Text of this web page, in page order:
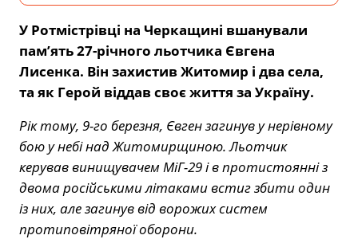
У Ротмістрівці на Черкащині вшанували
пам’ять 27-річного льотчика Євгена
Лисенка. Він захистив Житомир і два села,
та як Герой віддав своє життя за Україну.
Рік тому, 9-го березня, Євген загинув у нерівному
бою у небі над Житомирщиною. Льотчик
керував винищувачем МіГ-29 і в протистоянні з
двома російськими літаками встиг збити один
із них, але загинув від ворожих систем
протиповітряної оборони.